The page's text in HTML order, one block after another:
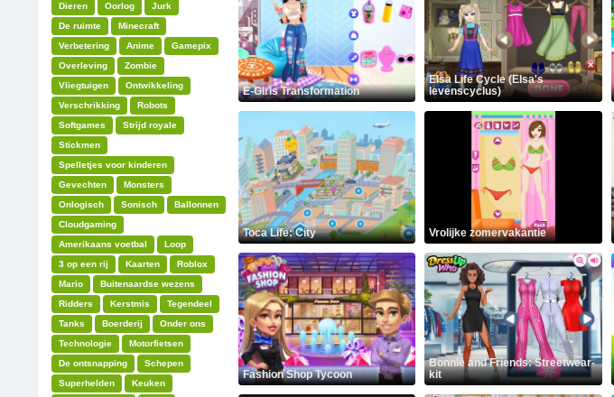
Dieren
Oorlog
Jurk
De ruimte
Minecraft
Verbetering
Anime
Gamepix
Overleving
Zombie
Vliegtuigen
Ontwikkeling
Verschrikking
Robots
Softgames
Strijd royale
Stickmen
Spelletjes voor kinderen
Gevechten
Monsters
Onlogisch
Sonisch
Ballonnen
Cloudgaming
Amerikaans voetbal
Loop
3 op een rij
Kaarten
Roblox
Mario
Buitenaardse wezens
Ridders
Kerstmis
Tegendeel
Tanks
Boerderij
Onder ons
Technologie
Motorfietsen
De ontsnapping
Schepen
Superhelden
Keuken
E-Girls Transformation
Elsa Life Cycle (Elsa's
levenscyclus)
Toca Life: City Vrolijke zomervakantie
Fashion Shop Tycoon
Bonnie and Friends: Streetwear-
kit